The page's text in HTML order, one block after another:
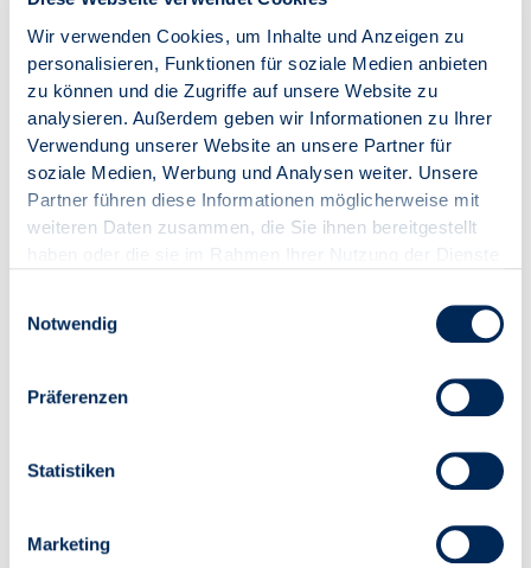
Wir verwenden Cookies, um Inhalte und Anzeigen zu
personalisieren, Funktionen für soziale Medien anbieten
zu können und die Zugriffe auf unsere Website zu
analysieren. Außerdem geben wir Informationen zu Ihrer
Verwendung unserer Website an unsere Partner für
soziale Medien, Werbung und Analysen weiter. Unsere
Partner führen diese Informationen möglicherweise mit
weiteren Daten zusammen, die Sie ihnen bereitgestellt
Notwendig
Präferenzen
Statistiken
Marketing